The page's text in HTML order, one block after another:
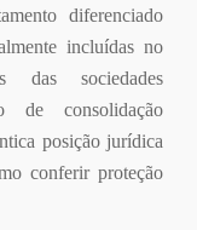
diferenciado
incluídas no
das sociedades
de consolidação
posição jurídica
conferir proteção